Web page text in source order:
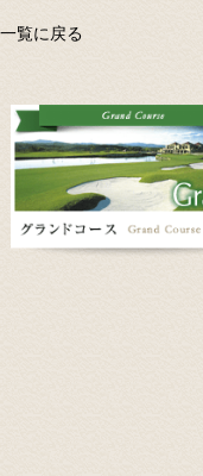
一覧に戻る